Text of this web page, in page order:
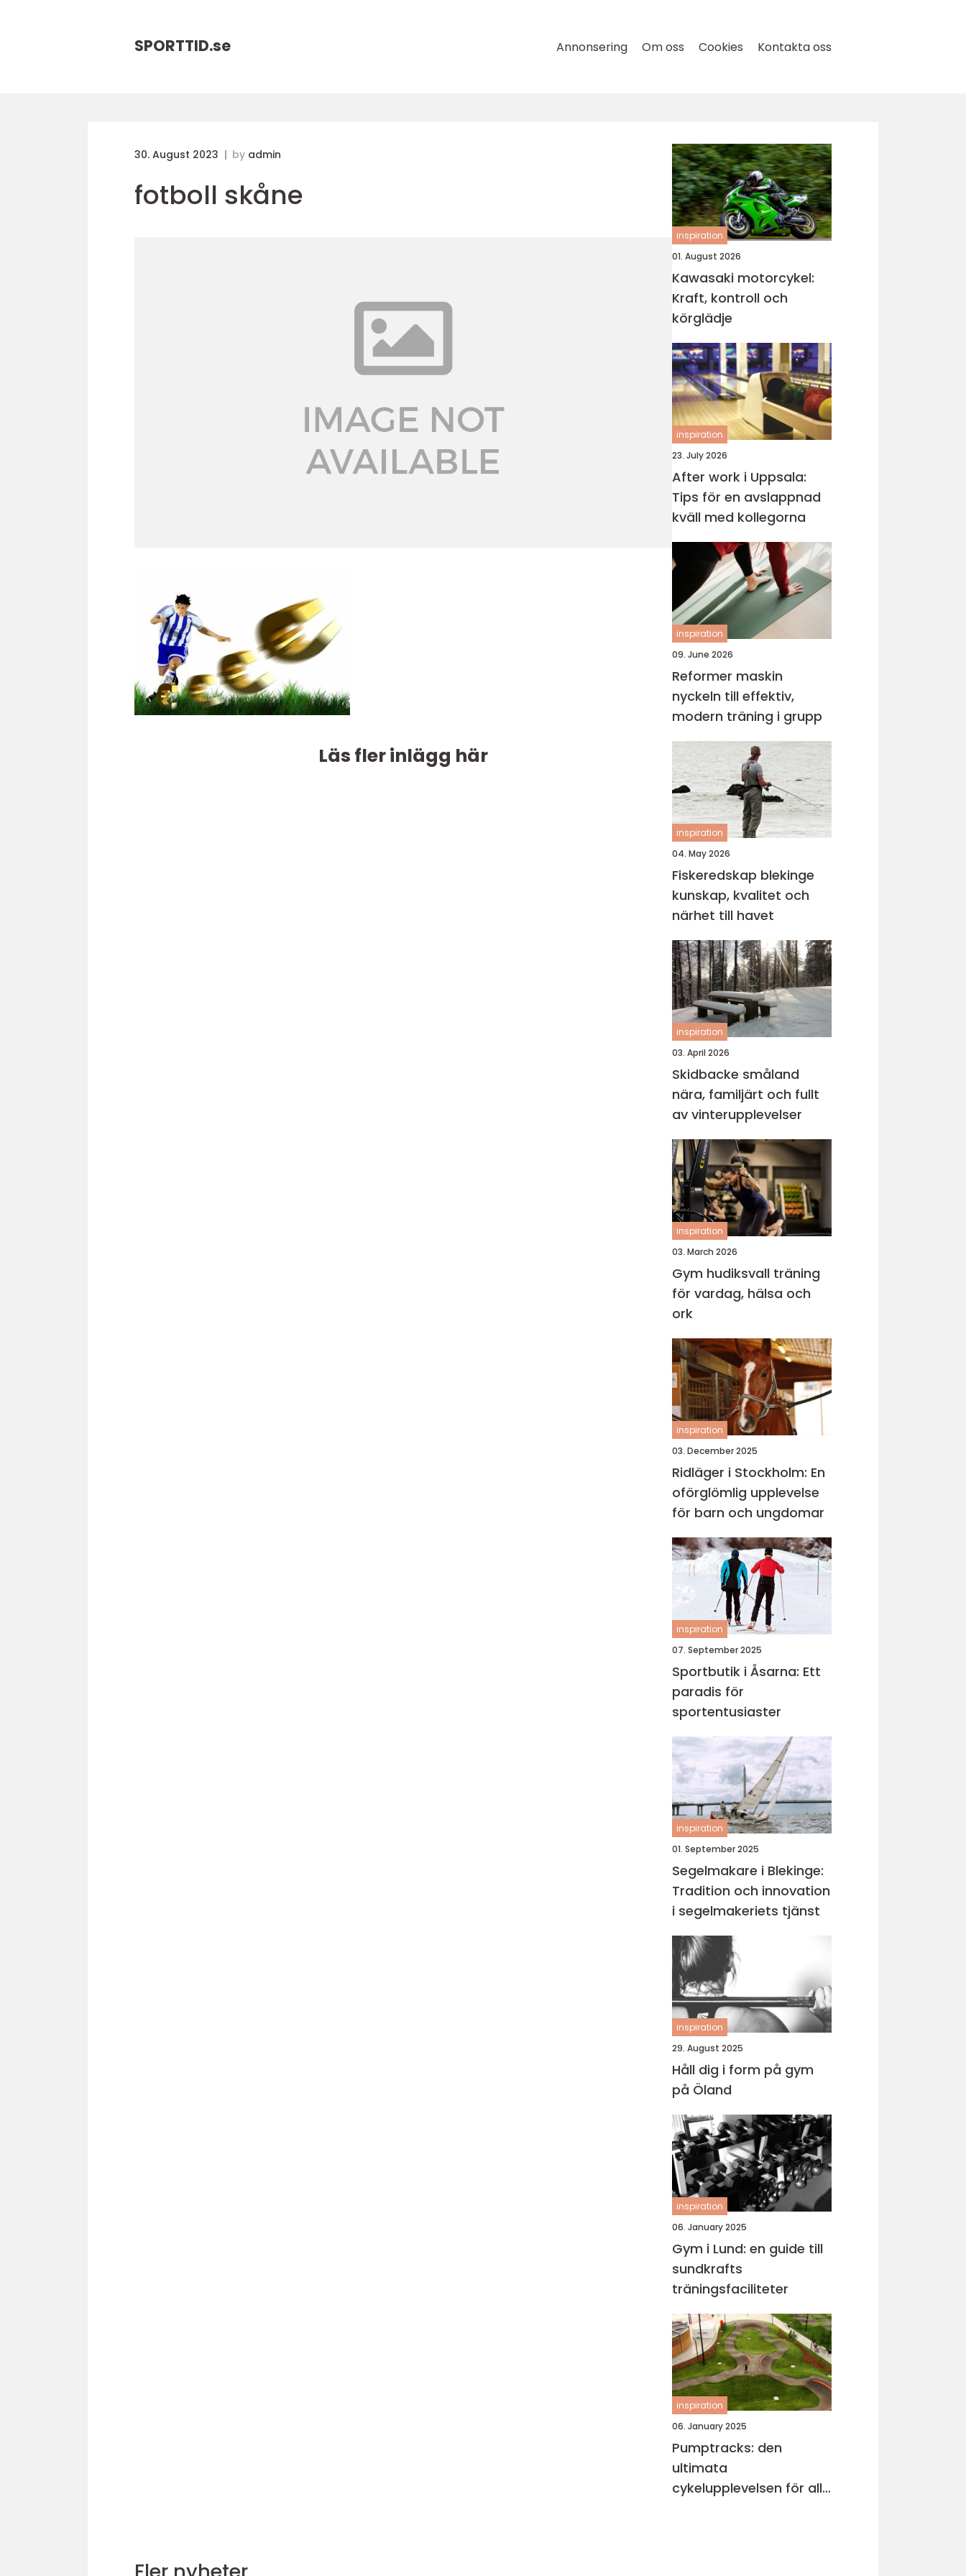
SPORTTID.se Annonsering Om oss Cookies Kontakta oss
30. August 2023 by admin
fotboll skåne
Läs fler inlägg här
inspiration
01. August 2026
Kawasaki motorcykel:
Kraft, kontroll och
körglädje
inspiration
23. July 2026
After work i Uppsala:
Tips för en avslappnad
kväll med kollegorna
inspiration
09. June 2026
Reformer maskin
nyckeln till effektiv,
modern träning i grupp
inspiration
04. May 2026
Fiskeredskap blekinge
kunskap, kvalitet och
närhet till havet
inspiration
03. April 2026
Skidbacke småland
nära, familjärt och fullt
av vinterupplevelser
inspiration
03. March 2026
Gym hudiksvall träning
för vardag, hälsa och
ork
inspiration
03. December 2025
Ridläger i Stockholm: En
oförglömlig upplevelse
för barn och ungdomar
inspiration
07. September 2025
Sportbutik i Åsarna: Ett
paradis för
sportentusiaster
inspiration
01. September 2025
Segelmakare i Blekinge:
Tradition och innovation
i segelmakeriets tjänst
inspiration
29. August 2025
Håll dig i form på gym
på Öland
inspiration
06. January 2025
Gym i Lund: en guide till
sundkrafts
träningsfaciliteter
inspiration
06. January 2025
Pumptracks: den
ultimata
cykelupplevelsen för alla